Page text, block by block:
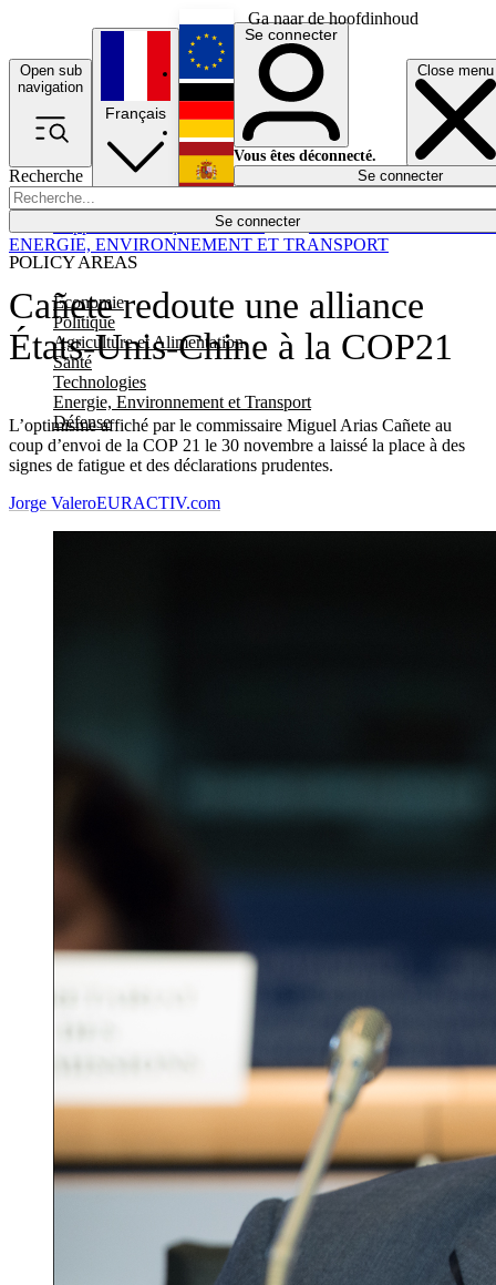
Ga naar de hoofdinhoud
Open sub
navigation
Close menu
Recherche
Se connecter
POLICY AREAS
Economie
Politique
Agriculture et Alimentation
Santé
Technologies
Energie, Environnement et Transport
Défense
Économie
Français
English
Deutsch
Español
Se connecter
Vous êtes déconnecté.
Se connecter
Cañete redoute une alliance
États-Unis-Chine à la COP21
L’optimisme affiché par le commissaire Miguel Arias Cañete au
coup d’envoi de la COP 21 le 30 novembre a laissé la place à des
signes de fatigue et des déclarations prudentes.
ENERGIE, ENVIRONNEMENT ET TRANSPORT
Jorge ValeroEURACTIV.com